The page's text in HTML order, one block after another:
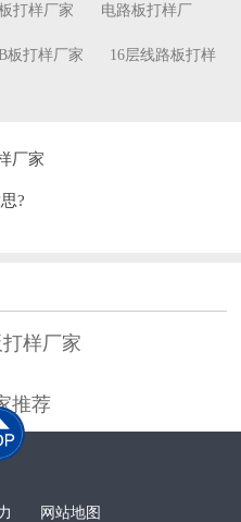
打样厂家 电路板打样厂
板打样厂家 16层线路板打样
厂家
?
样厂家
推荐
网站地图